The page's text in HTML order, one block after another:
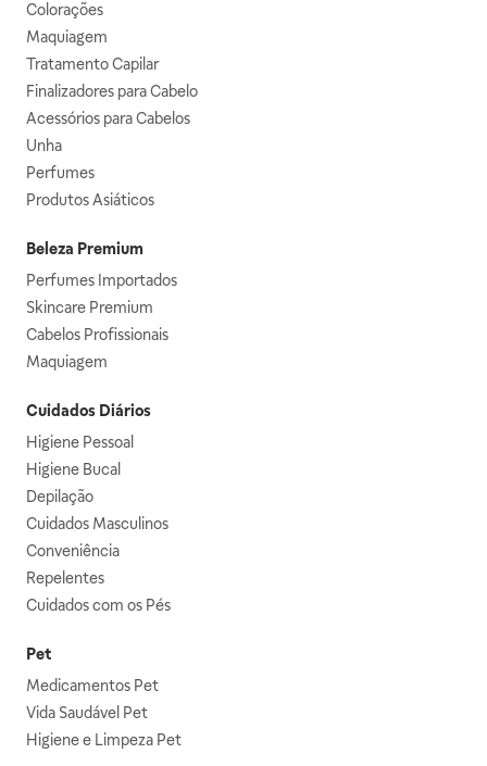
Colorações
Maquiagem
Tratamento Capilar
Finalizadores para Cabelo
Acessórios para Cabelos
Unha
Perfumes
Produtos Asiáticos
Beleza Premium
Perfumes Importados
Skincare Premium
Cabelos Profissionais
Maquiagem
Cuidados Diários
Higiene Pessoal
Higiene Bucal
Depilação
Cuidados Masculinos
Conveniência
Repelentes
Cuidados com os Pés
Pet
Medicamentos Pet
Vida Saudável Pet
Higiene e Limpeza Pet